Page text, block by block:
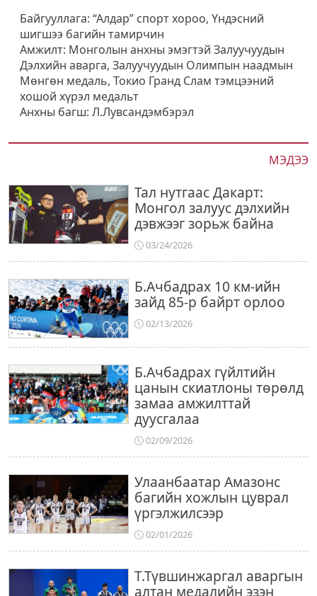
МЭДЭЭ
Тал нутгаас Дакарт:
Монгол залуус дэлхийн
дэвжээг зорьж байна
03/24/2026
Б.Ачбадрах 10 км-ийн
зайд 85-р байрт орлоо
02/13/2026
Б.Ачбадрах гүйлтийн
цанын скиатлоны төрөлд
замаа амжилттай
дуусгалаа
02/09/2026
Улаанбаатар Амазонс
багийн хожлын цуврал
үргэлжилсээр
02/01/2026
Т.Түвшинжаргал аваргын
алтан медалийн эзэн
Байгууллага: “Алдар” спорт хороо, Үндэсний
шигшээ багийн тамирчин
Амжилт: Монголын анхны эмэгтэй Залуучуудын
Дэлхийн аварга, Залуучуудын Олимпын наадмын
Мөнгөн медаль, Токио Гранд Слам тэмцээний
хошой хүрэл медальт
Анхны багш: Л.Лувсандэмбэрэл